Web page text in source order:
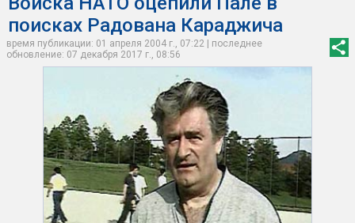
поисках Радована Караджича
время публикации: 01 апреля 2004 г., 07:22 | последнее
обновление: 07 декабря 2017 г., 08:56